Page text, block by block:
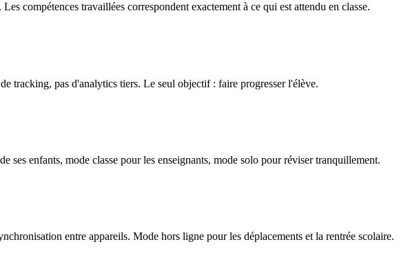
compétences travaillées correspondent exactement à ce qui est attendu en classe.
tracking, pas d'analytics tiers. Le seul objectif : faire progresser l'élève.
ses enfants, mode classe pour les enseignants, mode solo pour réviser tranquillement.
entre appareils. Mode hors ligne pour les déplacements et la rentrée scolaire.